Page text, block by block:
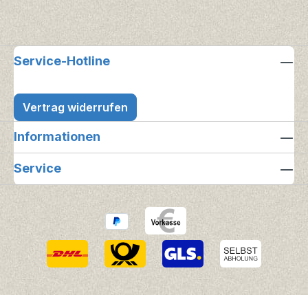
Service-Hotline
Vertrag widerrufen
Informationen
Service